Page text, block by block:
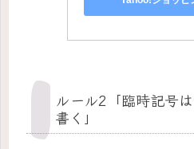
ルール2「臨時記号
書く」